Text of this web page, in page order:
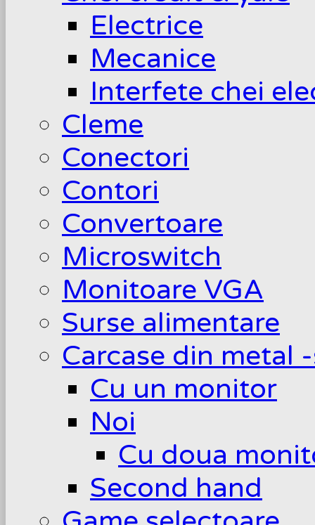
Electrice
Mecanice
Interfete chei
Cleme
Conectori
Contori
Convertoare
Microswitch
Monitoare VGA
Surse alimentare
Carcase din metal
Cu un monitor
Noi
Cu doua
Second hand